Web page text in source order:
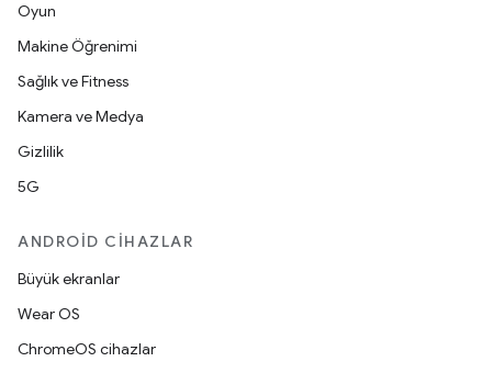
Oyun
Makine Öğrenimi
Sağlık ve Fitness
Kamera ve Medya
Gizlilik
5G
ANDROID CIHAZLAR
Büyük ekranlar
Wear OS
ChromeOS cihazlar